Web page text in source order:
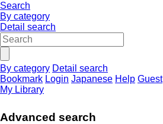
Search
By category
Detail search
By category Detail search
Bookmark Login Japanese Help Guest
My Library
Advanced search